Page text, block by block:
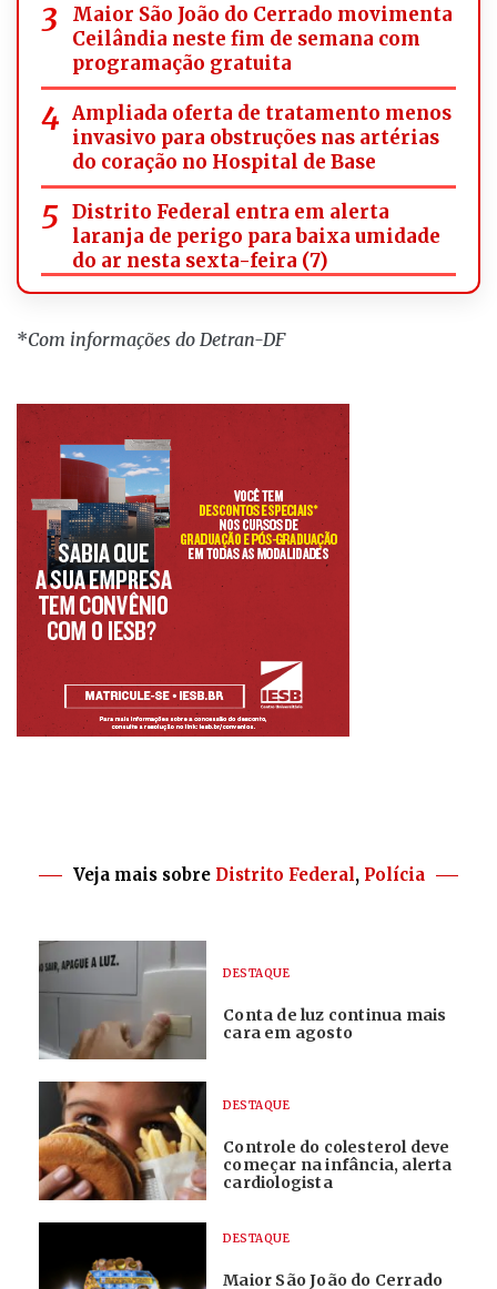
Maior São João do Cerrado movimenta
Ceilândia neste fim de semana com
programação gratuita
Ampliada oferta de tratamento menos
invasivo para obstruções nas artérias
do coração no Hospital de Base
Distrito Federal entra em alerta
laranja de perigo para baixa umidade
do ar nesta sexta-feira (7)
*Com informações do Detran-DF
Veja mais sobre Distrito Federal, Polícia
DESTAQUE
Conta de luz continua mais
cara em agosto
DESTAQUE
Controle do colesterol deve
começar na infância, alerta
cardiologista
DESTAQUE
Maior São João do Cerrado